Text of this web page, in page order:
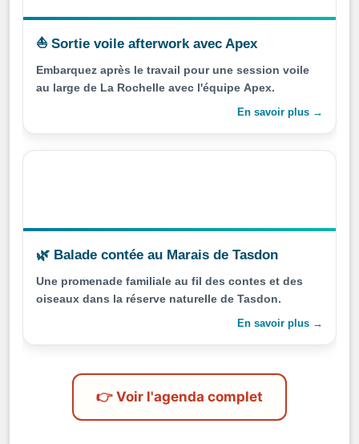
⛵ Sortie voile afterwork avec Apex
Embarquez après le travail pour une session voile
au large de La Rochelle avec l'équipe Apex.
En savoir plus →
🌿 Balade contée au Marais de Tasdon
Une promenade familiale au fil des contes et des
oiseaux dans la réserve naturelle de Tasdon.
En savoir plus →
👉 Voir l'agenda complet